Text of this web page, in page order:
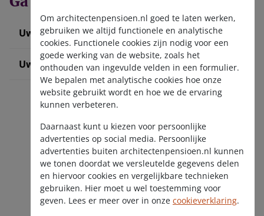
Uw werknemer informeren
Uw pensioenadministratie doen
Ga naar SWP
Om architectenpensioen.nl goed te laten werken,
gebruiken we altijd functionele en analytische
cookies. Functionele cookies zijn nodig voor een
goede werking van de website, zoals het
onthouden van ingevulde velden in een formulier.
We bepalen met analytische cookies hoe onze
website gebruikt wordt en hoe we de ervaring
kunnen verbeteren.
Daarnaast kunt u kiezen voor persoonlijke
advertenties op social media. Persoonlijke
advertenties buiten architectenpensioen.nl kunnen
we tonen doordat we versleutelde gegevens delen
en hiervoor cookies en vergelijkbare technieken
gebruiken. Hier moet u wel toestemming voor
geven. Lees er meer over in onze cookieverklaring.